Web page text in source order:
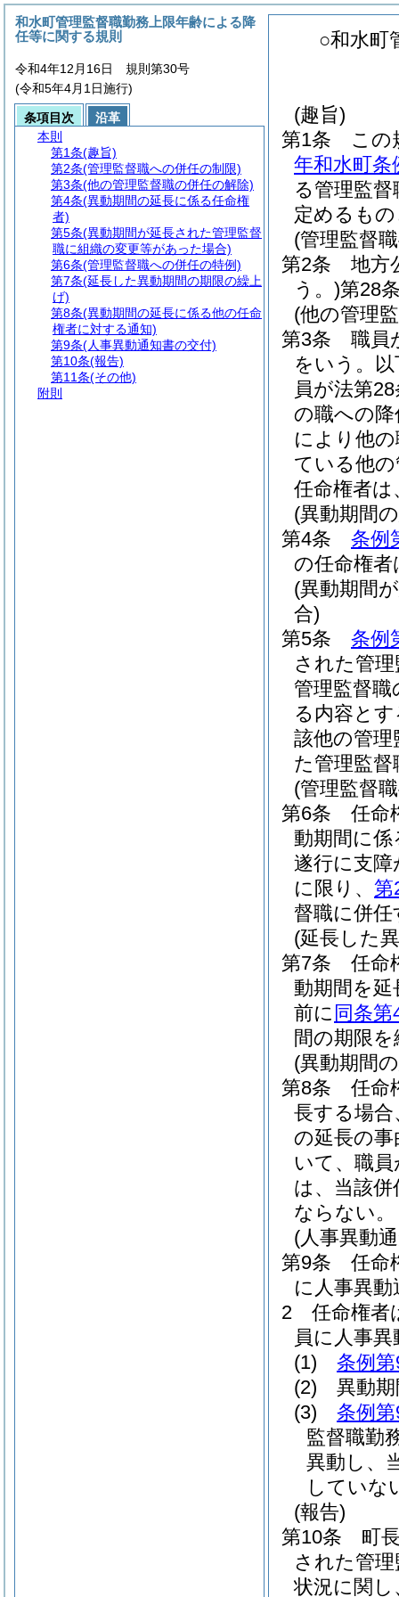
○和水町
(趣旨)
第1条
この
年和水町条
る管理監
定めるも
(管理監督
第2条
地方
う。)第28
(他の管理
第3条
職員
をいう。
員が法第
の職への
により他
ている他
任命権者
(異動期間
第4条
条例
の任命権
(異動期間
合)
第5条
条例
された管
管理監督
る内容と
該他の管
た管理監
(管理監督
第6条
任命
動期間に
遂行に支
に限り、 第
督職に併
(延長した
第7条
任命
動期間を
前に 同条第
間の期限
(異動期間
第8条
任命
長する場
の延長の
いて、職
は、当該
ならない。
(人事異動
第9条
任命
に人事異
2
任命権者
員に人事
(1)
条例
(2)
異動
(3)
条例
監督職勤
異動し、
していな
(報告)
第10条
町
された管
状況に関
和水町管理監督職勤務上限年齢による降
任等に関する規則
令和4年12月16日 規則第30号
(令和5年4月1日施行)
条項目次
沿革
本則
第1条(趣旨)
第2条(管理監督職への併任の制限)
第3条(他の管理監督職の併任の解除)
第4条(異動期間の延長に係る任命権
者)
第5条(異動期間が延長された管理監督
職に組織の変更等があった場合)
第6条(管理監督職への併任の特例)
第7条(延長した異動期間の期限の繰上
げ)
第8条(異動期間の延長に係る他の任命
権者に対する通知)
第9条(人事異動通知書の交付)
第10条(報告)
第11条(その他)
附則